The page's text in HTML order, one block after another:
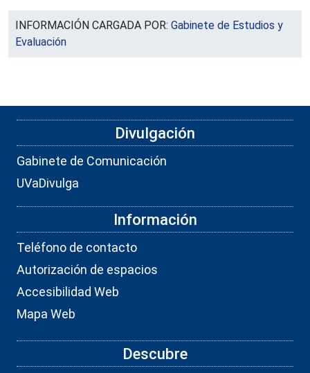
INFORMACIÓN CARGADA POR: Gabinete de Estudios y
Evaluación
Divulgación
Gabinete de Comunicación
UVaDivulga
Información
Teléfono de contacto
Autorización de espacios
Accesibilidad Web
Mapa Web
Descubre